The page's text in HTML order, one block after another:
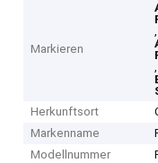
Markieren
,
,
Herkunftsort
Markenname
Modellnummer